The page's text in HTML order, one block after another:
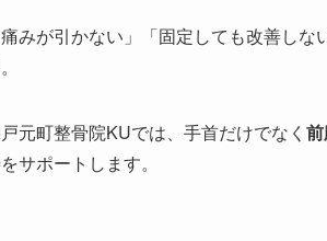
痛みが引かない」「固定しても改善し
元町整骨院KUでは、手首だけでなく
サポートします。